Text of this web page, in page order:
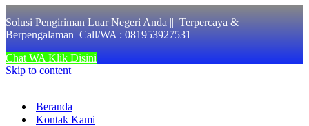
Solusi Pengiriman Luar Negeri Anda || Terpercaya &
Berpengalaman Call/WA : 081953927531
Chat WA Klik Disini
Skip to content
Beranda
Kontak Kami